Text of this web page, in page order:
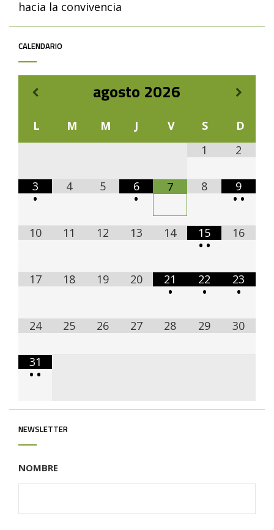
hacia la convivencia
CALENDARIO
agosto 2026
L M M J V S
D
1
2
3
•
4 5
6
•
7 8
9
• •
10 11 12 13 14
15
• •
16
17 18 19 20
21
•
22
•
23
•
24 25 26 27 28 29 30
31
• •
NEWSLETTER
NOMBRE